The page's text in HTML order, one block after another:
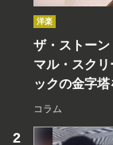
洋楽
ザ・ストー
マル・スク
ックの金字
コラム